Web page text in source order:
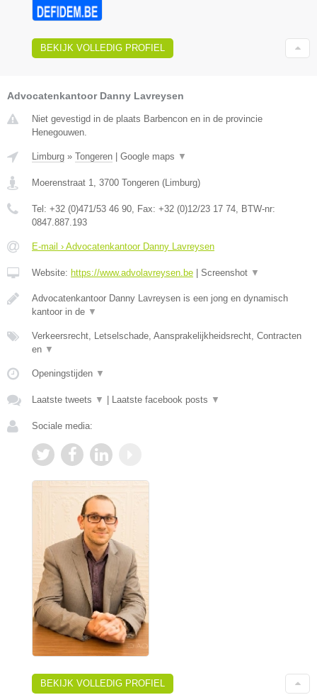
BEKIJK VOLLEDIG PROFIEL
Advocatenkantoor Danny Lavreysen
Niet gevestigd in de plaats Barbencon en in de provincie
Henegouwen.
Limburg » Tongeren Google maps ▼
Moerenstraat 1 3700 Tongeren ( Limburg)
Tel: +32 (0)471/53 46 90 , Fax: +32 (0)12/23 17 74 , BTW-nr:
0847.887.193
E-mail › Advocatenkantoor Danny Lavreysen
Website: https://www.advolavreysen.be Screenshot ▼
Advocatenkantoor Danny Lavreysen is een jong en dynamisch
kantoor in de ▼
Verkeersrecht, Letselschade, Aansprakelijkheidsrecht, Contracten
en ▼
Openingstijden ▼
Laatste tweets ▼ Laatste facebook posts ▼
Sociale media:
BEKIJK VOLLEDIG PROFIEL